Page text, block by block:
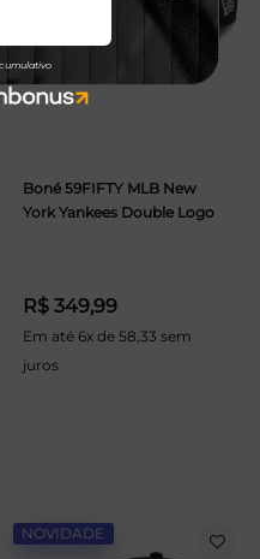
Boné 59FIFTY MLB New
York Yankees Double Logo
R$ 349,99
Em até 6x de 58,33 sem
juros
NOVIDADE